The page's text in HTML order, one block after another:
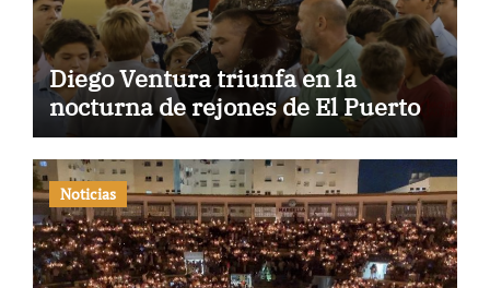
Diego Ventura triunfa en la
nocturna de rejones de El Puerto
Noticias